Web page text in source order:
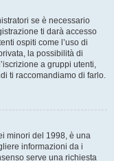
se è necessario
ti darà accesso
ospiti come l’uso di
la possibilità di
a gruppi utenti,
ti raccomandiamo di farlo.
minori del 1998, è una
informazioni da i
serve una richiesta